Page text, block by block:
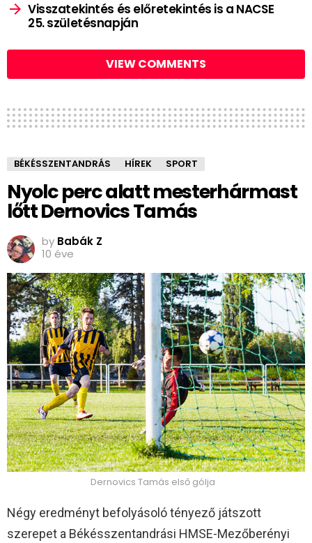
Visszatekintés és előretekintés is a NACSE
25. születésnapján
VIEW COMMENTS
BÉKÉSSZENTANDRÁS HÍREK SPORT
Nyolc perc alatt mesterhármast
lőtt Dernovics Tamás
by Babák Z
10 éve
Dernovics Tamás első gólja
Négy eredményt befolyásoló tényező játszott
szerepet a Békésszentandrási HMSE-Mezőberényi